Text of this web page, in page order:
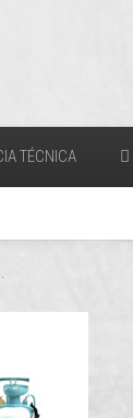
TÉCNICA